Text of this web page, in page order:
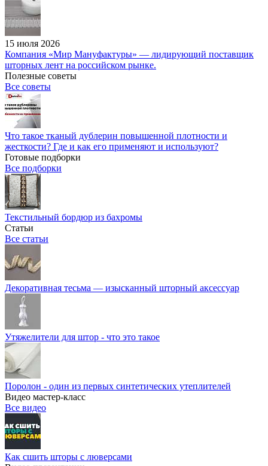
15 июля 2026
Компания «Мир Мануфактуры» — лидирующий поставщик
шторных лент на российском рынке.
Полезные советы
Все советы
Что такое тканый дублерин повышенной плотности и
жесткости? Где и как его применяют и используют?
Готовые подборки
Все подборки
Текстильный бордюр из бахромы
Статьи
Все статьи
Декоративная тесьма — изысканный шторный аксессуар
Утяжелители для штор - что это такое
Поролон - один из первых синтетических утеплителей
Видео мастер-класс
Все видео
Как сшить шторы с люверсами